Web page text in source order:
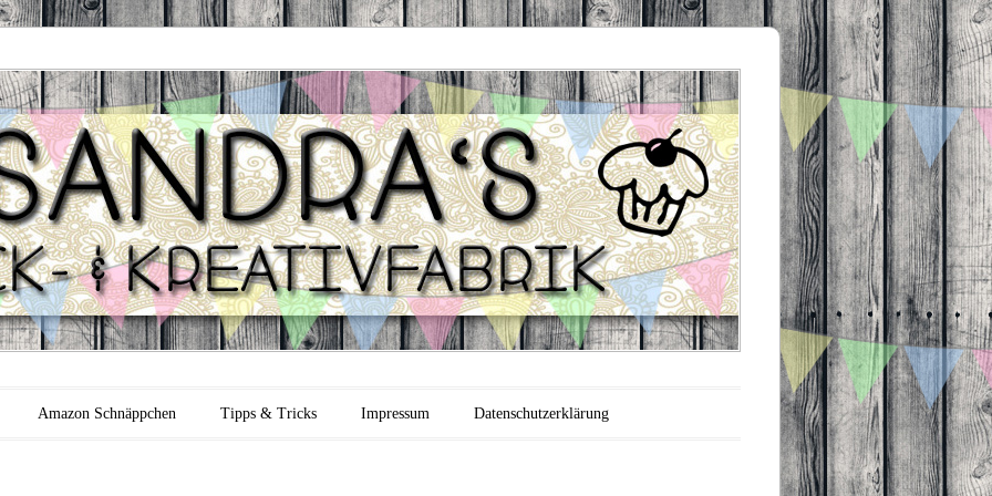
Backfabrik
Amazon Schnäppchen Tipps & Tricks Impressum Datenschutzerklärung